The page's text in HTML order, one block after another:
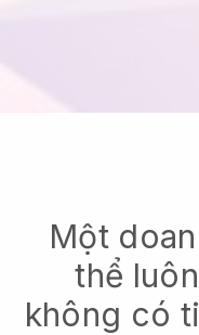
Một
thể
không có